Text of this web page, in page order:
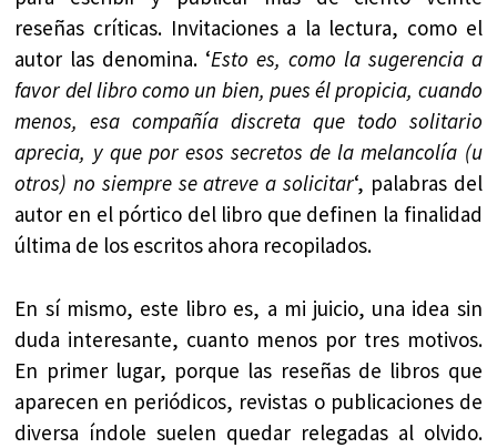
reseñas críticas. Invitaciones a la lectura, como el
autor las denomina. ‘Esto es, como la sugerencia a
favor del libro como un bien, pues él propicia, cuando
menos, esa compañía discreta que todo solitario
aprecia, y que por esos secretos de la melancolía (u
otros) no siempre se atreve a solicitar‘, palabras del
autor en el pórtico del libro que definen la finalidad
última de los escritos ahora recopilados.
En sí mismo, este libro es, a mi juicio, una idea sin
duda interesante, cuanto menos por tres motivos.
En primer lugar, porque las reseñas de libros que
aparecen en periódicos, revistas o publicaciones de
diversa índole suelen quedar relegadas al olvido.